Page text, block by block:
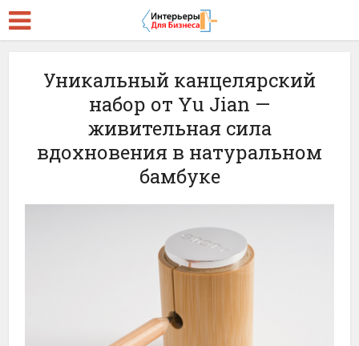
Уникальный канцелярский
набор от Yu Jian —
живительная сила
вдохновения в натуральном
бамбуке